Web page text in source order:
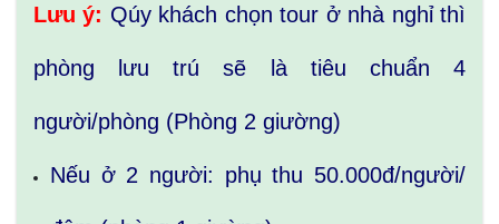
Lưu ý: Qúy khách chọn tour ở nhà nghỉ thì
phòng lưu trú sẽ là tiêu chuẩn 4
người/phòng (Phòng 2 giường)
Nếu ở 2 người: phụ thu 50.000đ/người/